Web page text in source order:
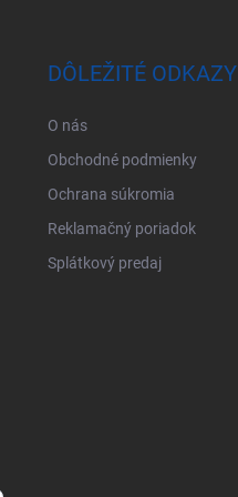
DÔLEŽITÉ ODKAZY
O nás
Obchodné podmienky
Ochrana súkromia
Reklamačný poriadok
Splátkový predaj